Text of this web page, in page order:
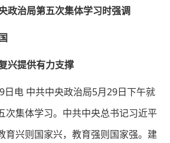
政治局第五次集体学习时强调
兴提供有力支撑
日电 中共中央政治局5月29日下午就
次集体学习。中共中央总书记习近平
育兴则国家兴，教育强则国家强。建